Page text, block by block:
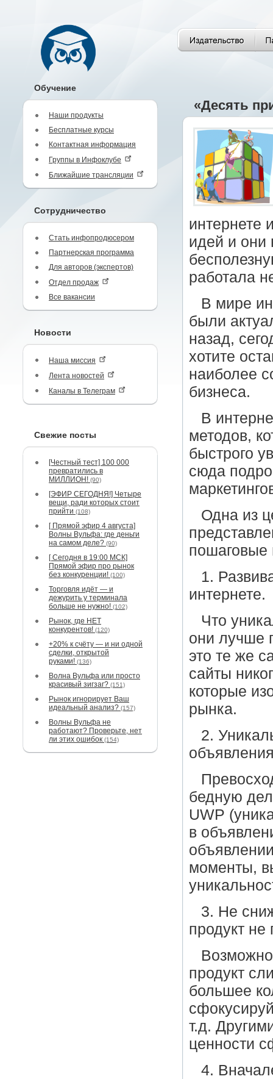
Обучение
Наши продукты
Бесплатные курсы
Контактная информация
Группы в Инфоклубе
Ближайшие трансляции
Сотрудничество
Стать инфопродюсером
Партнерская программа
Для авторов (экспертов)
Отдел продаж
Все вакансии
Новости
Наша миссия
Лента новостей
Каналы в Телеграм
Свежие посты
[Честный тест] 100 000
превратились в
МИЛЛИОН! (90)
[ЭФИР СЕГОДНЯ!] Четыре
вещи, ради которых стоит
прийти (108)
[ Прямой эфир 4 августа]
Волны Вульфа: где деньги
на самом деле? (90)
[ Сегодня в 19:00 МСК]
Прямой эфир про рынок
без конкуренции! (100)
Торговля идёт — и
дежурить у терминала
больше не нужно! (102)
Рынок, где НЕТ
конкурентов! (120)
+20% к счёту — и ни одной
сделки, открытой
руками! (136)
Волна Вульфа или просто
красивый зигзаг? (151)
Рынок игнорирует Ваш
идеальный анализ? (157)
Волны Вульфа не
работают? Проверьте, нет
ли этих ошибок (154)
«Десять
интернете
идей и они
работала
В мире
были
назад,
хотите
наиболее
бизнеса.
В
методов,
быстрого
сюда
Одна из
пошаговые
1.
интернете.
Что
они лучше
это те же
сайты
которые
рынка.
2.
бедную
UWP
в
моменты,
3. Не
продукт не
продукт
большее
т.д.
ценности
4.